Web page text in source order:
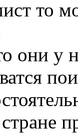
то
они у
стране